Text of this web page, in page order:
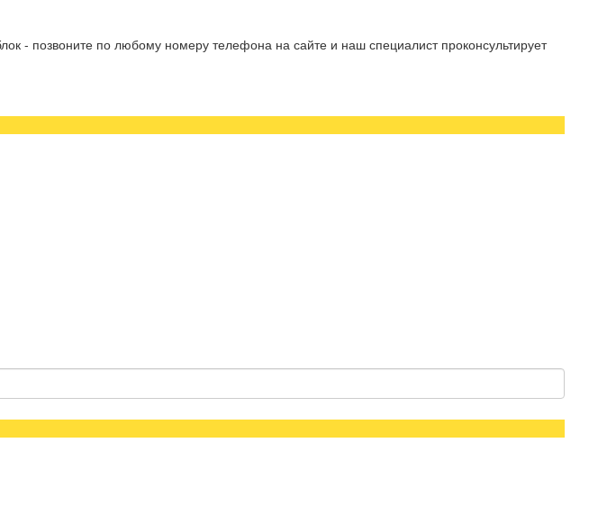
- позвоните по любому номеру телефона на сайте и наш специалист проконсультирует